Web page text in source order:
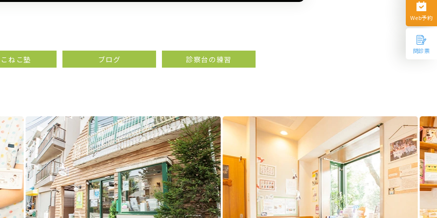
ねこ塾 ブログ 診察台の練習
Web予約
問診票